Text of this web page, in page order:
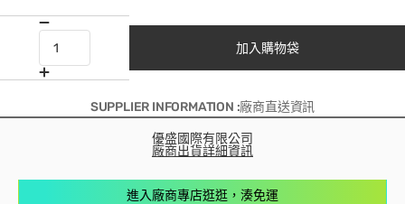
加入購物袋
SUPPLIER INFORMATION :廠商直送資訊
優盛國際有限公司
廠商出貨詳細資訊
進入廠商專店逛逛，湊免運